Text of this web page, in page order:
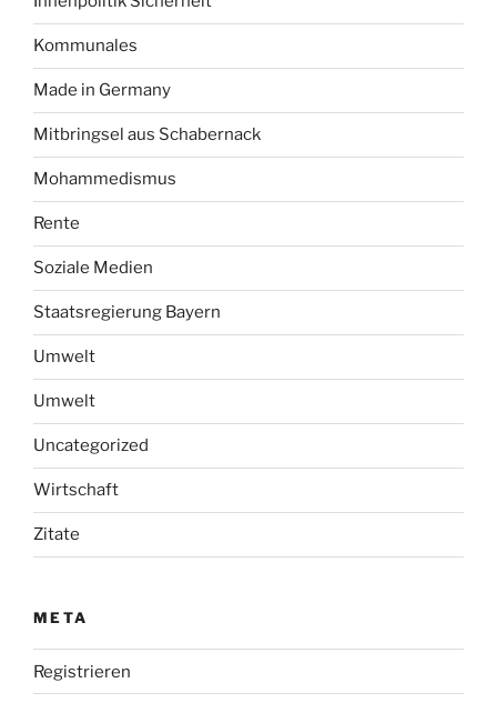
Kommunales
Made in Germany
Mitbringsel aus Schabernack
Mohammedismus
Rente
Soziale Medien
Staatsregierung Bayern
Umwelt
Umwelt
Uncategorized
Wirtschaft
Zitate
META
Registrieren